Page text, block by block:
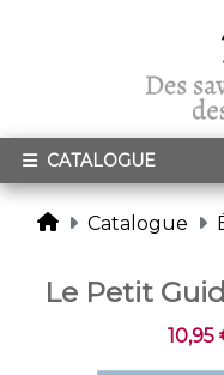
CATALOGUE
Catalogue
Le Petit
10,95